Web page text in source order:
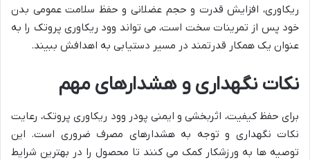
ریکاوری، افزایش قدرت و حجم عضلانی و حفظ سلامت عمومی بدن
خود پس از تمرینات سخت است، می تواند وود ریکاوری پروتک را به
عنوان یک همکار قدرتمند در مسیر دستیابی به اهدافش ببیند.
نکات نگهداری و هشدارهای مهم
برای حفظ کیفیت، اثربخشی و ایمنی پودر وود ریکاوری پروتک، رعایت
نکات نگهداری و توجه به هشدارهای مصرف ضروری است. این
توصیه ها به ورزشکار کمک می کنند تا محصول را در بهترین شرایط